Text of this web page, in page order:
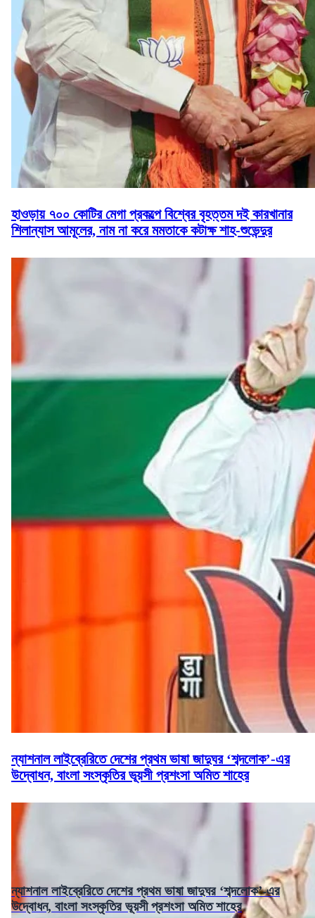
হাওড়ায় ৭০০ কোটির মেগা প্রকল্পে বিশ্বের বৃহত্তম দই কারখানার
শিলান্যাস আমূলের, নাম না করে মমতাকে কটাক্ষ শাহ-শুভেন্দুর
ন্যাশনাল লাইব্রেরিতে দেশের প্রথম ভাষা জাদুঘর ‘শব্দলোক’-এর
উদ্বোধন, বাংলা সংস্কৃতির ভূয়সী প্রশংসা অমিত শাহের
ন্যাশনাল লাইব্রেরিতে দেশের প্রথম ভাষা জাদুঘর ‘শব্দলোক’-এর
উদ্বোধন, বাংলা সংস্কৃতির ভূয়সী প্রশংসা অমিত শাহের